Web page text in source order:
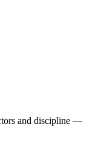
and discipline —